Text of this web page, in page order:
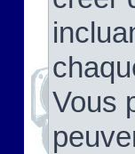
Vous